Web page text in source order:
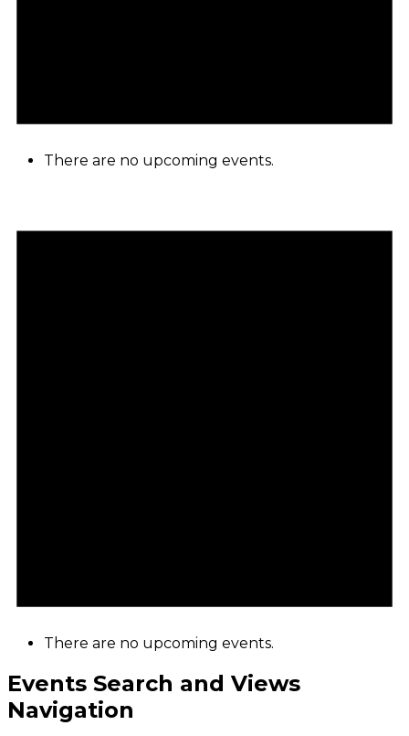
There are no upcoming events.
There are no upcoming events.
Events Search and Views
Navigation